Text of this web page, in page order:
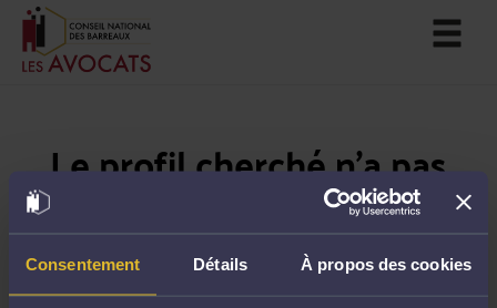
Consentement Détails À propos des cookies
Le profil cherché n'a pas
été trouvé
Si vous souhaitez trouver un avocat près de chez
vous, veuillez utiliser notre moteur de rechercheen